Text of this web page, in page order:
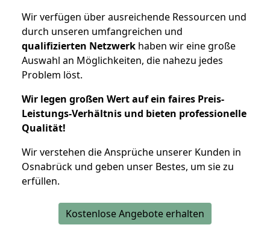
Wir verfügen über ausreichende Ressourcen und
durch unseren umfangreichen und
qualifizierten Netzwerk haben wir eine große
Auswahl an Möglichkeiten, die nahezu jedes
Problem löst.
Wir legen großen Wert auf ein faires Preis-
Leistungs-Verhältnis und bieten professionelle
Qualität!
Wir verstehen die Ansprüche unserer Kunden in
Osnabrück und geben unser Bestes, um sie zu
erfüllen.
Kostenlose Angebote erhalten